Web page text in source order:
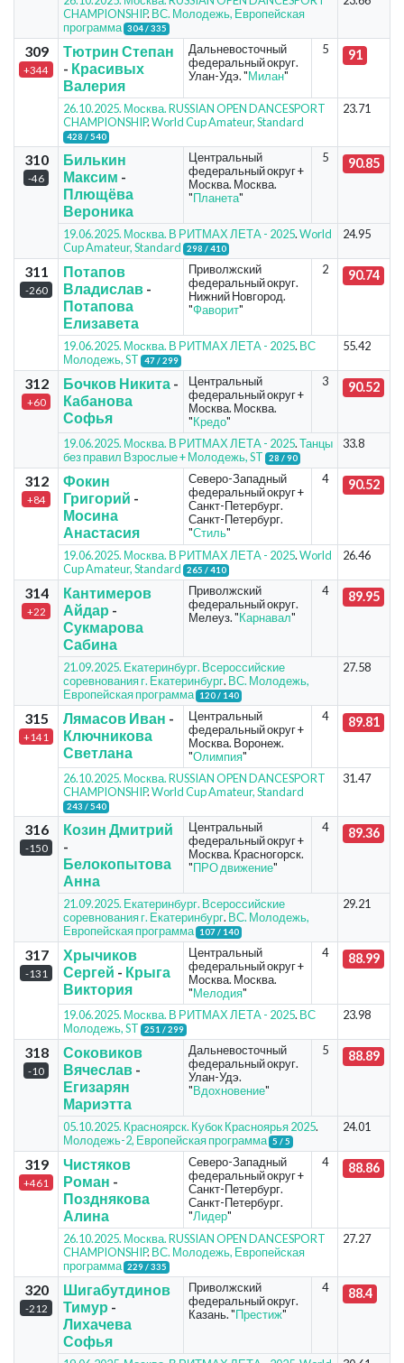
CHAMPIONSHIP. ВС. Молодежь, Европейская
программа 304 / 335
309
+344
Тютрин Степан
- Красивых
Валерия
Дальневосточный
федеральный округ.
Улан-Удэ. "Милан"
5 91
26.10.2025. Москва. RUSSIAN OPEN DANCESPORT
CHAMPIONSHIP.World Cup Amateur, Standard
428 / 540
23.71
310
-46
Билькин
Максим -
Плющёва
Вероника
Центральный
федеральный округ +
Москва. Москва.
"Планета"
5 90.85
19.06.2025. Москва. В РИТМАХ ЛЕТА - 2025.World
Cup Amateur, Standard
298 / 410
24.95
311
-260
Потапов
Владислав-
Потапова
Елизавета
Приволжский
федеральный округ.
Нижний Новгород.
"Фаворит"
2 90.74
19.06.2025. Москва. В РИТМАХ ЛЕТА - 2025. ВС
Молодежь, ST
47 / 299
55.42
312
+60
Бочков Никита-
Кабанова
Софья
Центральный
федеральный округ +
Москва. Москва.
"Кредо"
3 90.52
19.06.2025. Москва. В РИТМАХ ЛЕТА - 2025.Танцы
без правил Взрослые + Молодежь, ST
28 / 90
33.8
312
+84
Фокин
Григорий -
Мосина
Анастасия
Северо-Западный
федеральный округ +
Санкт-Петербург.
Санкт-Петербург.
"Стиль"
4 90.52
19.06.2025. Москва. В РИТМАХ ЛЕТА - 2025.World
Cup Amateur, Standard
265 / 410
26.46
314
+22
Кантимеров
Айдар -
Сукмарова
Сабина
Приволжский
федеральный округ.
Мелеуз. "Карнавал"
4 89.95
21.09.2025. Екатеринбург. Всероссийские
соревнования г. Екатеринбург. ВС. Молодежь,
Европейская программа
120 / 140
27.58
315
+141
Лямасов Иван -
Ключникова
Светлана
Центральный
федеральный округ +
Москва. Воронеж.
"Олимпия"
4 89.81
26.10.2025. Москва. RUSSIAN OPEN DANCESPORT
CHAMPIONSHIP.World Cup Amateur, Standard
243 / 540
31.47
316
-150
Козин Дмитрий
-
Белокопытова
Анна
Центральный
федеральный округ +
Москва. Красногорск.
"ПРО движение"
4 89.36
21.09.2025. Екатеринбург. Всероссийские
соревнования г. Екатеринбург. ВС. Молодежь,
Европейская программа
107 / 140
29.21
317
-131
Хрычиков
Сергей - Крыга
Виктория
Центральный
федеральный округ +
Москва. Москва.
"Мелодия"
4 88.99
19.06.2025. Москва. В РИТМАХ ЛЕТА - 2025. ВС
Молодежь, ST
251 / 299
23.98
318
-10
Соковиков
Вячеслав-
Егизарян
Мариэтта
Дальневосточный
федеральный округ.
Улан-Удэ.
"Вдохновение"
5 88.89
05.10.2025. Красноярск. Кубок Красноярья 2025.
Молодежь-2, Европейская программа 5 / 5
24.01
319
+461
Чистяков
Роман -
Позднякова
Алина
Северо-Западный
федеральный округ +
Санкт-Петербург.
Санкт-Петербург.
"Лидер"
4 88.86
26.10.2025. Москва. RUSSIAN OPEN DANCESPORT
CHAMPIONSHIP. ВС. Молодежь, Европейская
программа 229 / 335
27.27
320
-212
Шигабутдинов
Тимур -
Лихачева
Софья
Приволжский
федеральный округ.
Казань. "Престиж"
4 88.4